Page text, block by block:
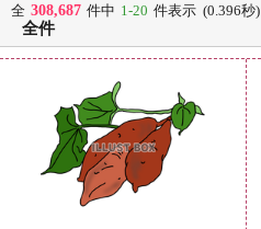
全 308,687 件中 1-20 件表示 (0.396秒)
全件